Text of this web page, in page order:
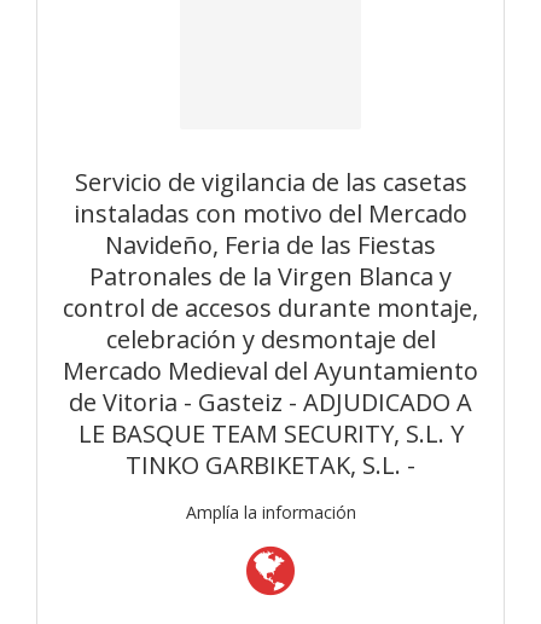
Servicio de vigilancia de las casetas
instaladas con motivo del Mercado
Navideño, Feria de las Fiestas
Patronales de la Virgen Blanca y
control de accesos durante montaje,
celebración y desmontaje del
Mercado Medieval del Ayuntamiento
de Vitoria - Gasteiz - ADJUDICADO A
LE BASQUE TEAM SECURITY, S.L. Y
TINKO GARBIKETAK, S.L. -
Amplía la información